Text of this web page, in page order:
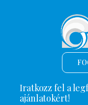
Iratkozz fel a
ajánlatokért!